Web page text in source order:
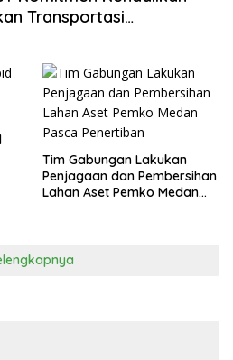
Transportasi
Tim Gabungan Lakukan
Penjagaan dan Pembersihan
Lahan Aset Pemko Medan